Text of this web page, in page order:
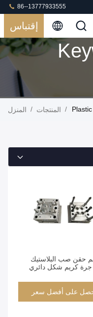
86--13777933555
إقتباس
المنزل / المنتجات /
مم حقن صب البلاستيك
جرة كريم شكل دائري
على أفضل سعر